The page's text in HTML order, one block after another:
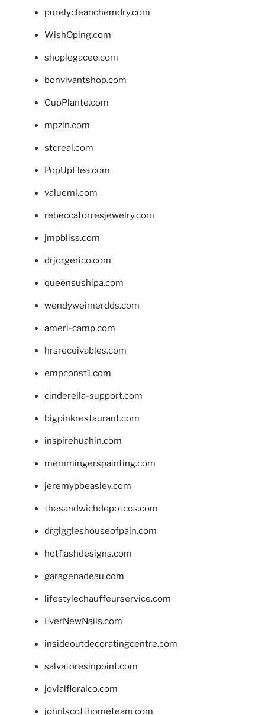
purelycleanchemdry.com
WishOping.com
shoplegacee.com
bonvivantshop.com
CupPlante.com
mpzin.com
stcreal.com
PopUpFlea.com
valueml.com
rebeccatorresjewelry.com
jmpbliss.com
drjorgerico.com
queensushipa.com
wendyweimerdds.com
ameri-camp.com
hrsreceivables.com
empconst1.com
cinderella-support.com
bigpinkrestaurant.com
inspirehuahin.com
memmingerspainting.com
jeremypbeasley.com
thesandwichdepotcos.com
drgiggleshouseofpain.com
hotflashdesigns.com
garagenadeau.com
lifestylechauffeurservice.com
EverNewNails.com
insideoutdecoratingcentre.com
salvatoresinpoint.com
jovialfloralco.com
johnlscotthometeam.com